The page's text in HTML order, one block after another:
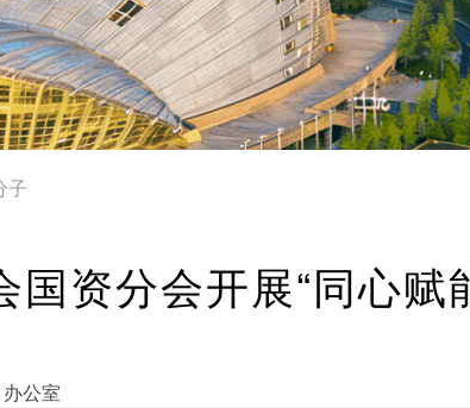
子
国资分会开展“同心赋
公室